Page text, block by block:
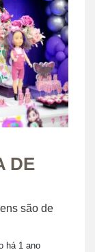
DE
são de
há 1 ano